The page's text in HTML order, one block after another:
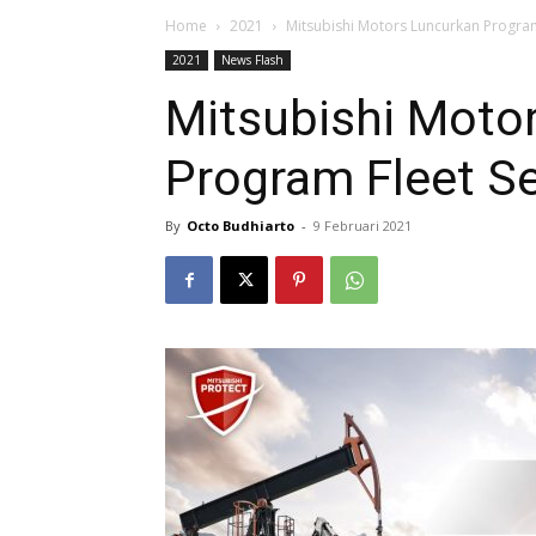
Home 2021 Mitsubishi Motors Luncurkan
2021 News Flash
Mitsubishi
Program Fleet
By Octo Budhiarto - 9 Februari 2021